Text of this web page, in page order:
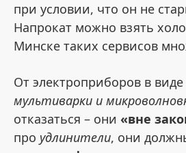
при условии, что он не
Напрокат можно взять
Минске таких сервисов
От электроприборов в виде
мультиварки и
отказаться – они «вне
про удлинители, они